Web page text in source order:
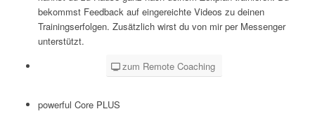
bekommst Feedback auf eingereichte Videos zu deinen
Trainingserfolgen. Zusätzlich wirst du von mir per Messenger
unterstützt.
zum Remote Coaching
powerful Core PLUS